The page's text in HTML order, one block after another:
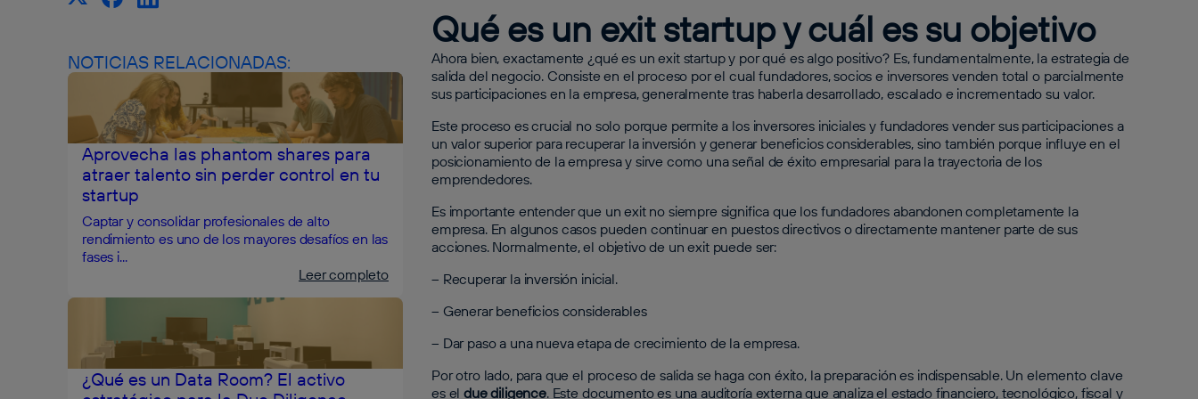
Qué es un exit startup y cuál es su objetivo
Ahora bien, exactamente ¿qué es un exit startup y por qué es algo positivo? Es, fundamentalmente, la estrategia de
salida del negocio. Consiste en el proceso por el cual fundadores, socios e inversores venden total o parcialmente
sus participaciones en la empresa, generalmente tras haberla desarrollado, escalado e incrementado su valor.
Este proceso es crucial no solo porque permite a los inversores iniciales y fundadores vender sus participaciones a
un valor superior para recuperar la inversión y generar beneficios considerables, sino también porque influye en el
posicionamiento de la empresa y sirve como una señal de éxito empresarial para la trayectoria de los
emprendedores.
Es importante entender que un exit no siempre significa que los fundadores abandonen completamente la
empresa. En algunos casos pueden continuar en puestos directivos o directamente mantener parte de sus
acciones. Normalmente, el objetivo de un exit puede ser:
– Recuperar la inversión inicial.
– Generar beneficios considerables
– Dar paso a una nueva etapa de crecimiento de la empresa.
Por otro lado, para que el proceso de salida se haga con éxito, la preparación es indispensable. Un elemento clave
es el due diligence. Este documento es una auditoría externa que analiza el estado financiero, tecnológico, fiscal y
NOTICIAS RELACIONADAS:
Aprovecha las phantom shares para
atraer talento sin perder control en tu
startup
Captar y consolidar profesionales de alto
rendimiento es uno de los mayores desafíos en las
fases i...
Leer completo
¿Qué es un Data Room? El activo